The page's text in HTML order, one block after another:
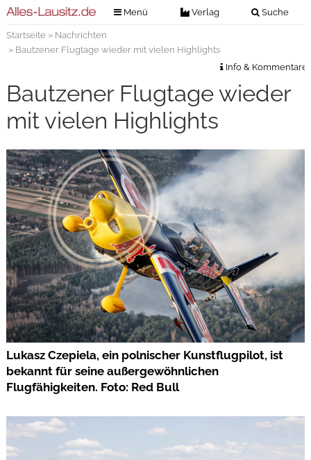
Menü Verlag Suche
Verlag
Kontakt
Impressum
Veranstaltungstickets
Anzeigenannahme
Anzeigensuche
Digitale Ausgaben
Startseite» Nachrichten
» Bautzener Flugtage wieder mit vielen Highlights
Info & Kommentare
Bautzener Flugtage wieder
mit vielen Highlights
Lukasz Czepiela, ein polnischer Kunstflugpilot, ist
bekannt für seine außergewöhnlichen
Flugfähigkeiten. Foto: Red Bull